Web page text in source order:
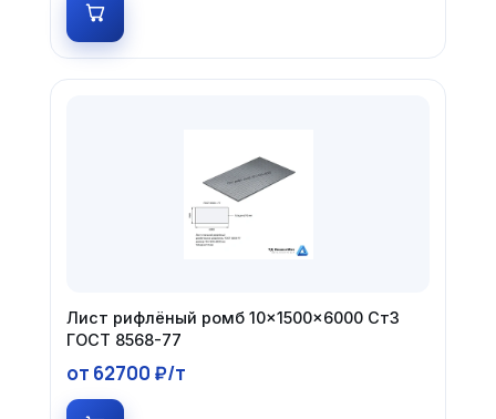
Лист рифлёный ромб 10×1500×6000 Ст3
ГОСТ 8568-77
от 62700 ₽/т